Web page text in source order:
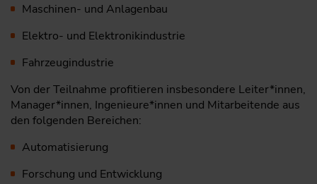
Maschinen- und Anlagenbau
Elektro- und Elektronikindustrie
Fahrzeugindustrie
Von der Teilnahme profitieren insbesondere Leiter*innen,
Manager*innen, Ingenieure*innen und Mitarbeitende aus
den folgenden Bereichen:
Automatisierung
Forschung und Entwicklung